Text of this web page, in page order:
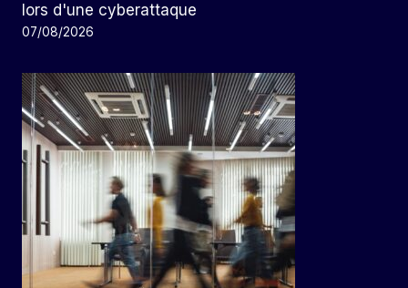
lors d'une cyberattaque
07/08/2026